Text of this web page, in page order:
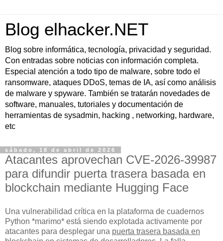
Blog elhacker.NET
Blog sobre informática, tecnología, privacidad y seguridad.
Con entradas sobre noticias con información completa.
Especial atención a todo tipo de malware, sobre todo el
ransomware, ataques DDoS, temas de IA, así como análisis
de malware y spyware. También se tratarán novedades de
software, manuales, tutoriales y documentación de
herramientas de sysadmin, hacking , networking, hardware,
etc
sábado, 18 de abril de 2026
Atacantes aprovechan CVE-2026-39987
para difundir puerta trasera basada en
blockchain mediante Hugging Face
Una vulnerabilidad crítica en la plataforma de cuadernos
Python *marimo* está siendo explotada activamente por
atacantes para desplegar una puerta trasera basada en